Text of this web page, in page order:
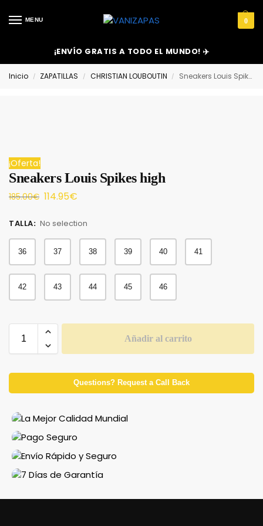
MENU 0
¡ENVÍO GRATIS A TODO EL MUNDO! ✈️
Inicio / ZAPATILLAS / CHRISTIAN LOUBOUTIN / Sneakers Louis Spikes high
¡Oferta!
Sneakers Louis Spikes high
185.00€ 114.95€
TALLA: No selection
36 37 38 39 40 41
42 43 44 45 46
Añadir al carrito
Questions? Request a Call Back